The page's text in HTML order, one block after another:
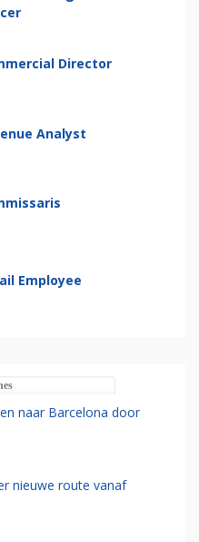
Director
Analyst
Employee
naar Barcelona door
nieuwe route vanaf